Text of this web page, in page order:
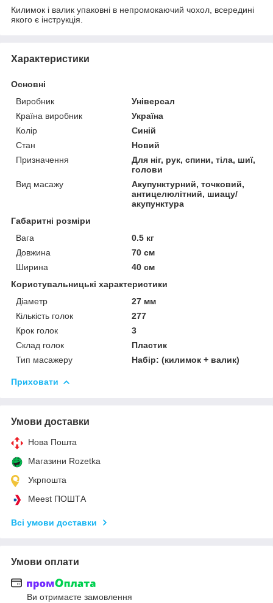
Килимок і валик упаковні в непромокаючий чохол, всередині
якого є інструкція.
Характеристики
Основні
Виробник
Універсал
Країна виробник
Україна
Колір
Синій
Стан
Новий
Призначення
Для ніг, рук, спини, тіла, шиї,
голови
Вид масажу
Акупунктурний, точковий,
антицелюлітний, шиацу/
акупунктура
Габаритні розміри
Вага
0.5 кг
Довжина
70 см
Ширина
40 см
Користувальницькі характеристики
Діаметр
27 мм
Кількість голок
277
Крок голок
3
Склад голок
Пластик
Тип масажеру
Набір: (килимок + валик)
Приховати
Умови доставки
Нова Пошта
Магазини Rozetka
Укрпошта
Meest ПОШТА
Всі умови доставки
Умови оплати
Ви отримаєте замовлення